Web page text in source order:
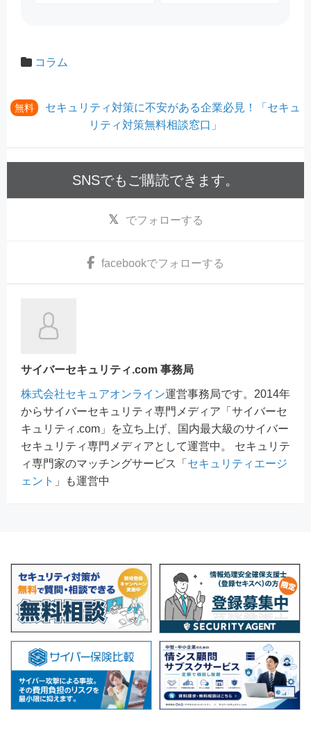
コラム
無料
セキュリティ対策に不安がある企業必見！「セキュ
リティ対策無料相談窓口」
SNSでもご購読できます。
でフォローする
facebookでフォローする
サイバーセキュリティ.com 事務局
株式会社セキュアオンライン運営事務局です。2014年
からサイバーセキュリティ専門メディア「サイバーセ
キュリティ.com」を立ち上げ、国内最大級のサイバー
セキュリティ専門メディアとして運営中。 セキュリテ
ィ専門家のマッチングサービス「 セキュリティエージ
ェント 」も運営中